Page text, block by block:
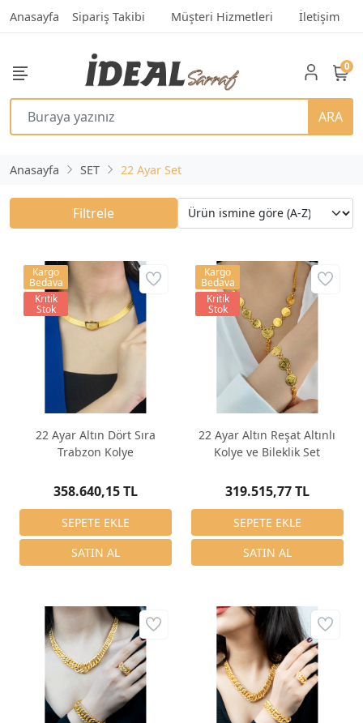
Anasayfa Sipariş Takibi Müşteri Hizmetleri İletişim
ARA
0
Anasayfa SET 22 Ayar Set
Filtrele
22 Ayar Altın Dört Sıra
Trabzon Kolye
358.640,15 TL
Kargo
Bedava
Kritik
Stok
22 Ayar Altın Reşat Altınlı
Kolye ve Bileklik Set
319.515,77 TL
Kargo
Bedava
Kritik
Stok